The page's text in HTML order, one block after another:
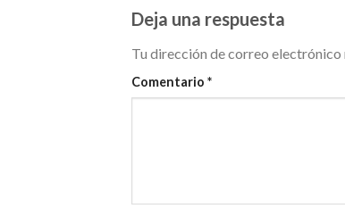
Deja una respuesta
Tu dirección de correo electrónico
Comentario *